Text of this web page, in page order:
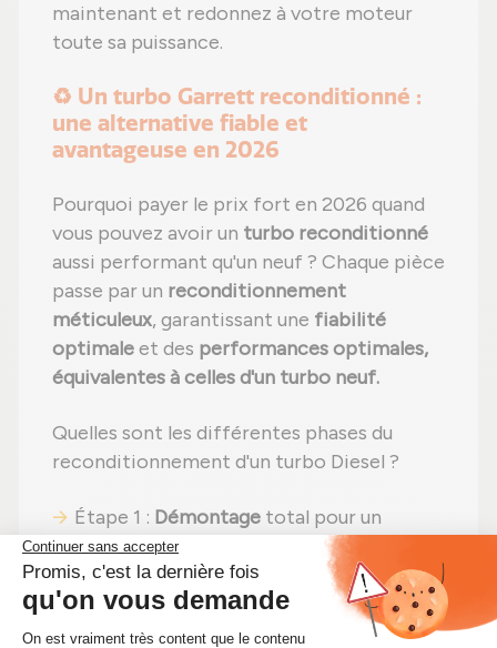
maintenant et redonnez à votre moteur
toute sa puissance.
♻️ Un turbo Garrett reconditionné :
une alternative fiable et
avantageuse en 2026
Pourquoi payer le prix fort en 2026 quand
vous pouvez avoir un turbo reconditionné
aussi performant qu'un neuf ? Chaque pièce
passe par un reconditionnement
méticuleux, garantissant une fiabilité
optimaleet des performances optimales,
équivalentes à celles d'un turbo neuf.
Quelles sont les différentes phases du
reconditionnement d'un turbo Diesel ?
Étape 1 : Démontage total pour un
contrôle complet ;
Étape 2 :Nettoyage professionnel pour
éliminer toute impureté ;
Étape 3 : Examen détailléde chaque